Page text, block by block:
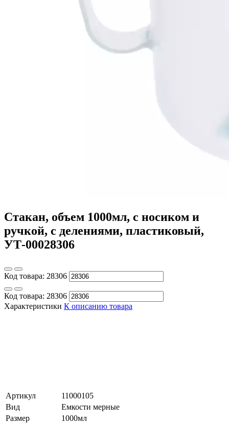
Стакан, объем 1000мл, с носиком и
ручкой, с делениями, пластиковый,
УТ-00028306
Код товара: 28306
Код товара: 28306
Характеристики К описанию товара
Артикул
11000105
Вид
Емкости мерные
Размер
1000мл